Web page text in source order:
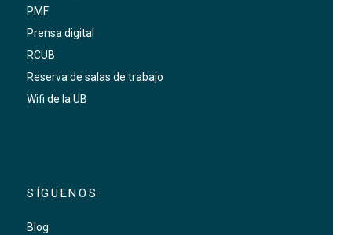
PMF
Prensa digital
RCUB
Reserva de salas de trabajo
Wifi de la UB
SÍGUENOS
Blog